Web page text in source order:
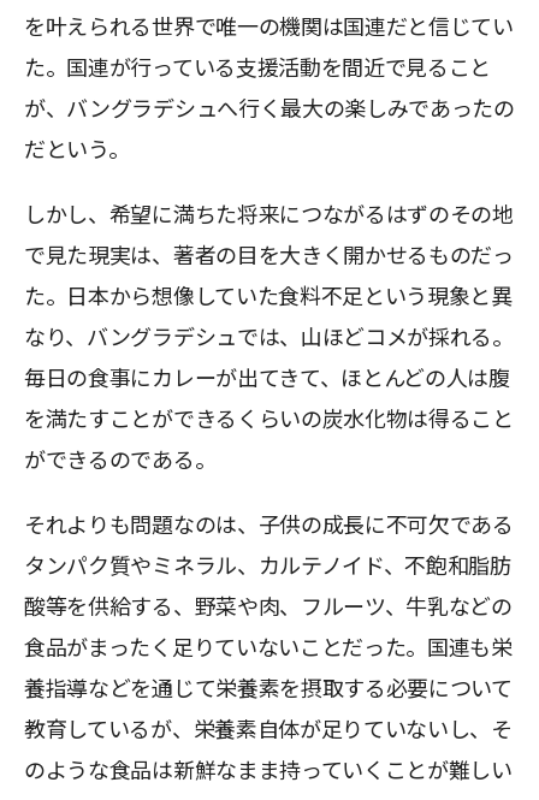
を叶えられる世界で唯一の機関は国連だと信じてい
た。国連が行っている支援活動を間近で見ること
が、バングラデシュへ行く最大の楽しみであったの
だという。
しかし、希望に満ちた将来につながるはずのその地
で見た現実は、著者の目を大きく開かせるものだっ
た。日本から想像していた食料不足という現象と異
なり、バングラデシュでは、山ほどコメが採れる。
毎日の食事にカレーが出てきて、ほとんどの人は腹
を満たすことができるくらいの炭水化物は得ること
ができるのである。
それよりも問題なのは、子供の成長に不可欠である
タンパク質やミネラル、カルテノイド、不飽和脂肪
酸等を供給する、野菜や肉、フルーツ、牛乳などの
食品がまったく足りていないことだった。国連も栄
養指導などを通じて栄養素を摂取する必要について
教育しているが、栄養素自体が足りていないし、そ
のような食品は新鮮なまま持っていくことが難しい